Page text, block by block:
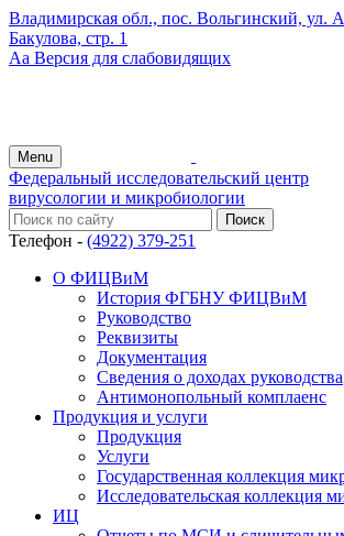
Владимирская обл., пос. Вольгинский, ул.
Бакулова, стр. 1
Аа Версия для слабовидящих
Menu
Федеральный исследовательский центр
вирусологии и микробиологии
Телефон - (4922) 379-251
О ФИЦВиМ
История ФГБНУ ФИЦВиМ
Руководство
Реквизиты
Документация
Сведения о доходах руководства
Антимонопольный комплаенс
Продукция и услуги
Продукция
Услуги
Государственная коллекция
Исследовательская коллекция
ИЦ